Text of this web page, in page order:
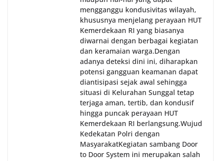
mengganggu kondusivitas wilayah,
khususnya menjelang perayaan HUT
Kemerdekaan RI yang biasanya
diwarnai dengan berbagai kegiatan
dan keramaian warga.‎‎Dengan
adanya deteksi dini ini, diharapkan
potensi gangguan keamanan dapat
diantisipasi sejak awal sehingga
situasi di Kelurahan Sunggal tetap
terjaga aman, tertib, dan kondusif
hingga puncak perayaan HUT
Kemerdekaan RI berlangsung.‎‎Wujud
Kedekatan Polri dengan
Masyarakat‎Kegiatan sambang Door
to Door System ini merupakan salah